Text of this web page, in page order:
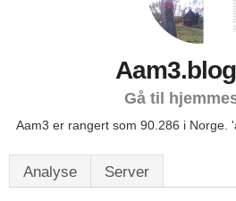
Gå til
Aam3 er rangert som 90.286 i Norge.
Analyse Server